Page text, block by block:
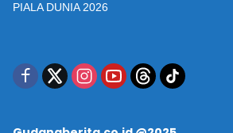
PIALA DUNIA 2026